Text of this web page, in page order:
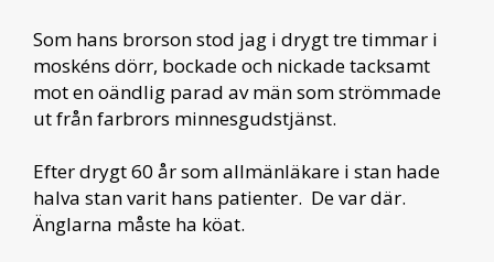
Som hans brorson stod jag i drygt tre timmar i
moskéns dörr, bockade och nickade tacksamt
mot en oändlig parad av män som strömmade
ut från farbrors minnesgudstjänst.
Efter drygt 60 år som allmänläkare i stan hade
halva stan varit hans patienter. De var där.
Änglarna måste ha köat.